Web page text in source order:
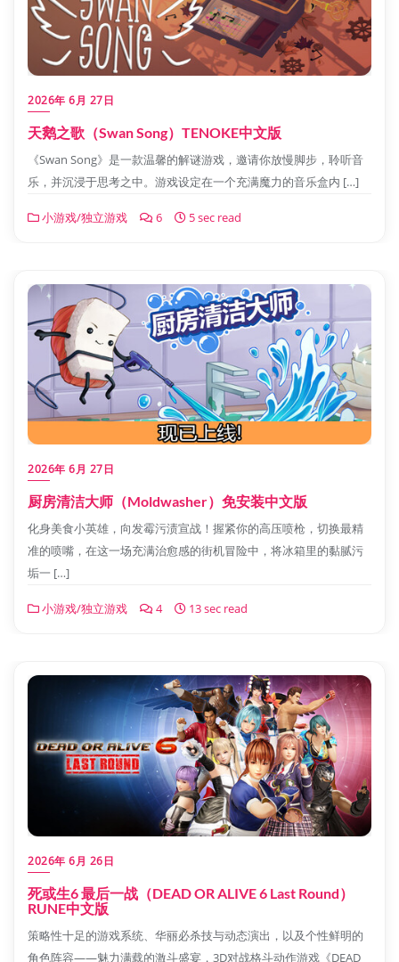
2026年 6月 27日
天鹅之歌（Swan Song）TENOKE中文版
《Swan Song》是一款温馨的解谜游戏，邀请你放慢脚步，聆听音
乐，并沉浸于思考之中。游戏设定在一个充满魔力的音乐盒内 […]
小游戏/独立游戏 6 5 sec read
2026年 6月 27日
厨房清洁大师（Moldwasher）免安装中文版
化身美食小英雄，向发霉污渍宣战！握紧你的高压喷枪，切换最精
准的喷嘴，在这一场充满治愈感的街机冒险中，将冰箱里的黏腻污
垢一 […]
小游戏/独立游戏 4 13 sec read
2026年 6月 26日
死或生6 最后一战（DEAD OR ALIVE 6 Last Round）
RUNE中文版
策略性十足的游戏系统、华丽必杀技与动态演出，以及个性鲜明的
角色阵容——魅力满载的激斗盛宴，3D对战格斗动作游戏《DEAD